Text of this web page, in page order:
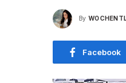
By
Facebook